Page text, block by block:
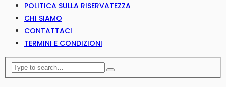
POLITICA SULLA RISERVATEZZA
CHI SIAMO
CONTATTACI
TERMINI E CONDIZIONI